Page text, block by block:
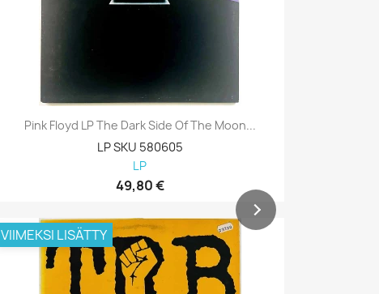
Pink Floyd LP The Dark Side Of The Moon...
LP SKU 580605
LP
49,80 €
VIIMEKSI LISÄTTY